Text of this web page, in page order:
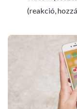
(reakció,